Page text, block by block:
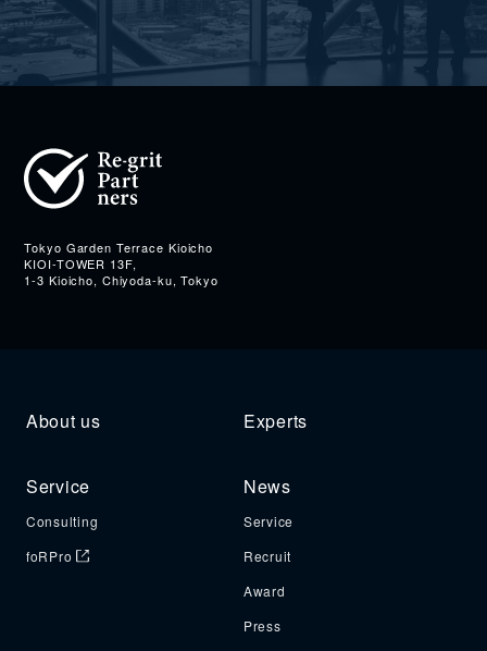
Tokyo Garden Terrace Kioicho
KIOI-TOWER 13F,
1-3 Kioicho, Chiyoda-ku, Tokyo
About us Experts
Service
Consulting
foRPro
News
Service
Recruit
Award
Press